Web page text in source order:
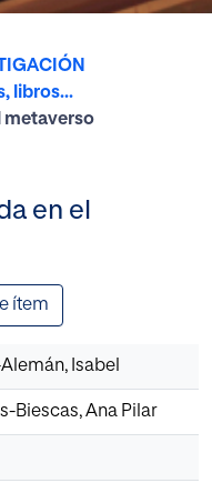
libros...
metaverso
en el
ítem
Isabel
Biescas, Ana Pilar